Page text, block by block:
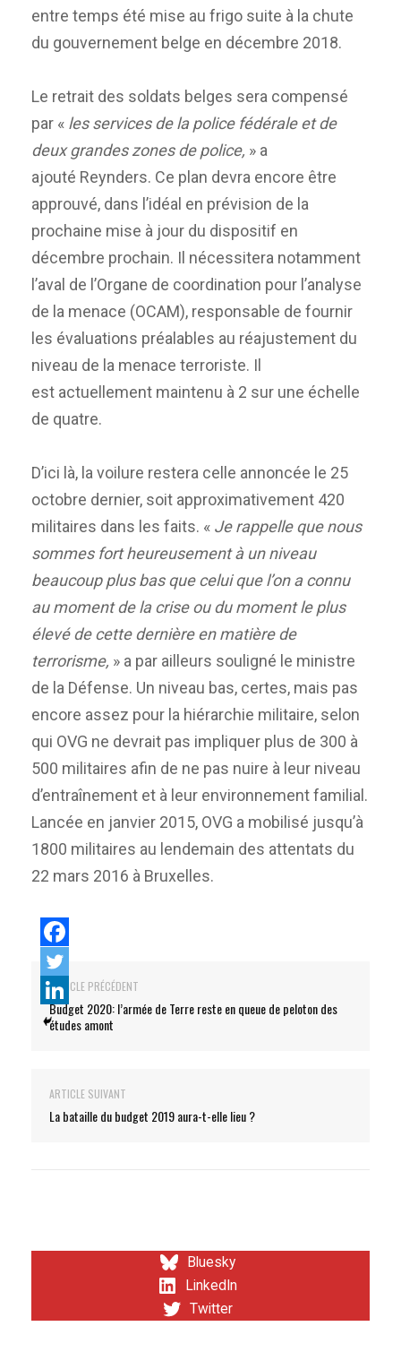
entre temps été mise au frigo suite à la chute
du gouvernement belge en décembre 2018.
Le retrait des soldats belges sera compensé
par « les services de la police fédérale et de
deux grandes zones de police, » a
ajouté Reynders. Ce plan devra encore être
approuvé, dans l’idéal en prévision de la
prochaine mise à jour du dispositif en
décembre prochain. Il nécessitera notamment
l’aval de l’Organe de coordination pour l’analyse
de la menace (OCAM), responsable de fournir
les évaluations préalables au réajustement du
niveau de la menace terroriste. Il
est actuellement maintenu à 2 sur une échelle
de quatre.
D’ici là, la voilure restera celle annoncée le 25
octobre dernier, soit approximativement 420
militaires dans les faits. « Je rappelle que nous
sommes fort heureusement à un niveau
beaucoup plus bas que celui que l’on a connu
au moment de la crise ou du moment le plus
élevé de cette dernière en matière de
terrorisme, » a par ailleurs souligné le ministre
de la Défense. Un niveau bas, certes, mais pas
encore assez pour la hiérarchie militaire, selon
qui OVG ne devrait pas impliquer plus de 300 à
500 militaires afin de ne pas nuire à leur niveau
d’entraînement et à leur environnement familial.
Lancée en janvier 2015, OVG a mobilisé jusqu’à
1800 militaires au lendemain des attentats du
22 mars 2016 à Bruxelles.
ARTICLE PRÉCÉDENT
Budget 2020: l’armée de Terre reste en queue de peloton des
études amont
ARTICLE SUIVANT
La bataille du budget 2019 aura-t-elle lieu ?
Bluesky
LinkedIn
Twitter